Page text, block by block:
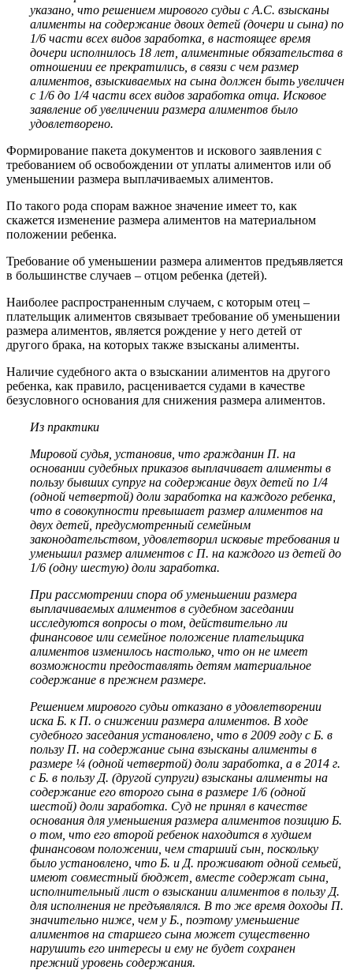
указано, что решением мирового судьи с А.С. взысканы
алименты на содержание двоих детей (дочери и сына) по
1/6 части всех видов заработка, в настоящее время
дочери исполнилось 18 лет, алиментные обязательства в
отношении ее прекратились, в связи с чем размер
алиментов, взыскиваемых на сына должен быть увеличен
с 1/6 до 1/4 части всех видов заработка отца. Исковое
заявление об увеличении размера алиментов было
удовлетворено.
Формирование пакета документов и искового заявления с
требованием об освобождении от уплаты алиментов или об
уменьшении размера выплачиваемых алиментов.
По такого рода спорам важное значение имеет то, как
скажется изменение размера алиментов на материальном
положении ребенка.
Требование об уменьшении размера алиментов предъявляется
в большинстве случаев – отцом ребенка (детей).
Наиболее распространенным случаем, с которым отец –
плательщик алиментов связывает требование об уменьшении
размера алиментов, является рождение у него детей от
другого брака, на которых также взысканы алименты.
Наличие судебного акта о взыскании алиментов на другого
ребенка, как правило, расценивается судами в качестве
безусловного основания для снижения размера алиментов.
Из практики
Мировой судья, установив, что гражданин П. на
основании судебных приказов выплачивает алименты в
пользу бывших супруг на содержание двух детей по 1/4
(одной четвертой) доли заработка на каждого ребенка,
что в совокупности превышает размер алиментов на
двух детей, предусмотренный семейным
законодательством, удовлетворил исковые требования и
уменьшил размер алиментов с П. на каждого из детей до
1/6 (одну шестую) доли заработка.
При рассмотрении спора об уменьшении размера
выплачиваемых алиментов в судебном заседании
исследуются вопросы о том, действительно ли
финансовое или семейное положение плательщика
алиментов изменилось настолько, что он не имеет
возможности предоставлять детям материальное
содержание в прежнем размере.
Решением мирового судьи отказано в удовлетворении
иска Б. к П. о снижении размера алиментов. В ходе
судебного заседания установлено, что в 2009 году с Б. в
пользу П. на содержание сына взысканы алименты в
размере ¼ (одной четвертой) доли заработка, а в 2014 г.
с Б. в пользу Д. (другой супруги) взысканы алименты на
содержание его второго сына в размере 1/6 (одной
шестой) доли заработка. Суд не принял в качестве
основания для уменьшения размера алиментов позицию Б.
о том, что его второй ребенок находится в худшем
финансовом положении, чем старший сын, поскольку
было установлено, что Б. и Д. проживают одной семьей,
имеют совместный бюджет, вместе содержат сына,
исполнительный лист о взыскании алиментов в пользу Д.
для исполнения не предъявлялся. В то же время доходы П.
значительно ниже, чем у Б., поэтому уменьшение
алиментов на старшего сына может существенно
нарушить его интересы и ему не будет сохранен
прежний уровень содержания.